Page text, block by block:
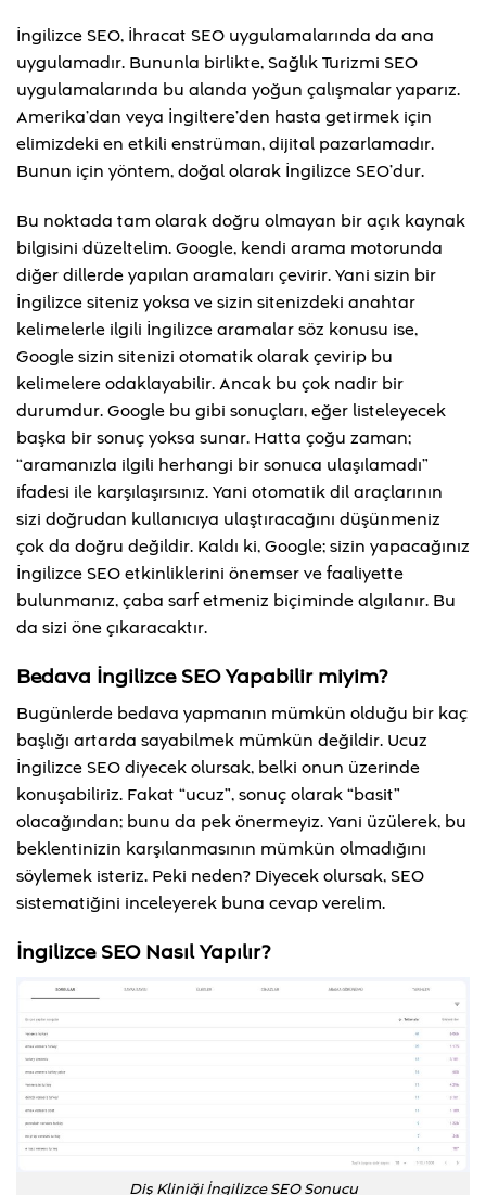
İngilizce SEO, İhracat SEO uygulamalarında da ana
uygulamadır. Bununla birlikte, Sağlık Turizmi SEO
uygulamalarında bu alanda yoğun çalışmalar yaparız.
Amerika’dan veya İngiltere’den hasta getirmek için
elimizdeki en etkili enstrüman, dijital pazarlamadır.
Bunun için yöntem, doğal olarak İngilizce SEO’dur.
Bu noktada tam olarak doğru olmayan bir açık kaynak
bilgisini düzeltelim. Google, kendi arama motorunda
diğer dillerde yapılan aramaları çevirir. Yani sizin bir
İngilizce siteniz yoksa ve sizin sitenizdeki anahtar
kelimelerle ilgili İngilizce aramalar söz konusu ise,
Google sizin sitenizi otomatik olarak çevirip bu
kelimelere odaklayabilir. Ancak bu çok nadir bir
durumdur. Google bu gibi sonuçları, eğer listeleyecek
başka bir sonuç yoksa sunar. Hatta çoğu zaman;
“aramanızla ilgili herhangi bir sonuca ulaşılamadı”
ifadesi ile karşılaşırsınız. Yani otomatik dil araçlarının
sizi doğrudan kullanıcıya ulaştıracağını düşünmeniz
çok da doğru değildir. Kaldı ki, Google; sizin yapacağınız
İngilizce SEO etkinliklerini önemser ve faaliyette
bulunmanız, çaba sarf etmeniz biçiminde algılanır. Bu
da sizi öne çıkaracaktır.
Bedava İngilizce SEO Yapabilir miyim?
Bugünlerde bedava yapmanın mümkün olduğu bir kaç
başlığı artarda sayabilmek mümkün değildir. Ucuz
İngilizce SEO diyecek olursak, belki onun üzerinde
konuşabiliriz. Fakat “ucuz”, sonuç olarak “basit”
olacağından; bunu da pek önermeyiz. Yani üzülerek, bu
beklentinizin karşılanmasının mümkün olmadığını
söylemek isteriz. Peki neden? Diyecek olursak, SEO
sistematiğini inceleyerek buna cevap verelim.
İngilizce SEO Nasıl Yapılır?
Diş Kliniği İngilizce SEO Sonucu